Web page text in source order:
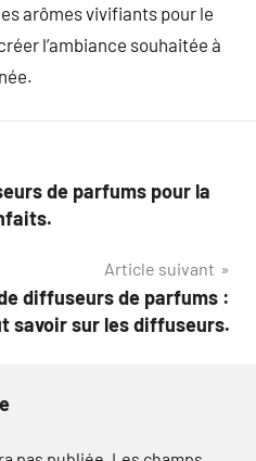
arômes vivifiants pour le
l’ambiance souhaitée à
de parfums pour la
Article suivant
diffuseurs de parfums :
savoir sur les diffuseurs.